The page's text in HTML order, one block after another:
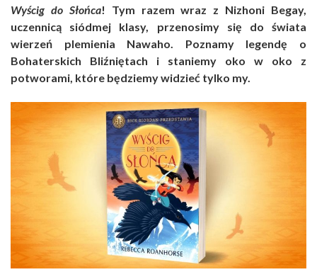
Wyścig do Słońca! Tym razem wraz z Nizhoni Begay,
uczennicą siódmej klasy, przenosimy się do świata
wierzeń plemienia Nawaho. Poznamy legendę o
Bohaterskich Bliźniętach i staniemy oko w oko z
potworami, które będziemy widzieć tylko my.